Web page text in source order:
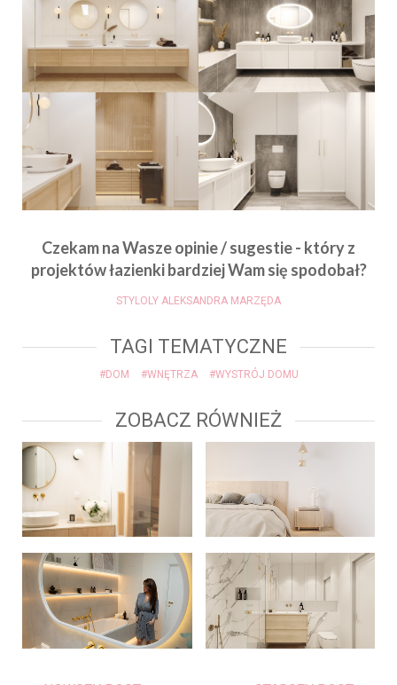
Czekam na Wasze opinie / sugestie - który z
projektów łazienki bardziej Wam się spodobał?
STYLOLY ALEKSANDRA MARZĘDA
TAGI TEMATYCZNE
#DOM #WNĘTRZA #WYSTRÓJ DOMU
ZOBACZ RÓWNIEŻ